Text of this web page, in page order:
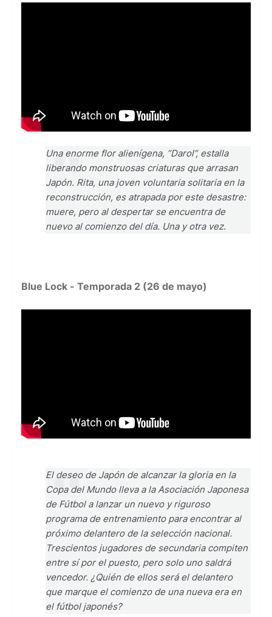
Una enorme flor alienígena, “Darol”, estalla
liberando monstruosas criaturas que arrasan
Japón. Rita, una joven voluntaria solitaria en la
reconstrucción, es atrapada por este desastre:
muere, pero al despertar se encuentra de
nuevo al comienzo del día. Una y otra vez.
Blue Lock - Temporada 2 (26 de mayo)
El deseo de Japón de alcanzar la gloria en la
Copa del Mundo lleva a la Asociación Japonesa
de Fútbol a lanzar un nuevo y riguroso
programa de entrenamiento para encontrar al
próximo delantero de la selección nacional.
Trescientos jugadores de secundaria compiten
entre sí por el puesto, pero solo uno saldrá
vencedor. ¿Quién de ellos será el delantero
que marque el comienzo de una nueva era en
el fútbol japonés?